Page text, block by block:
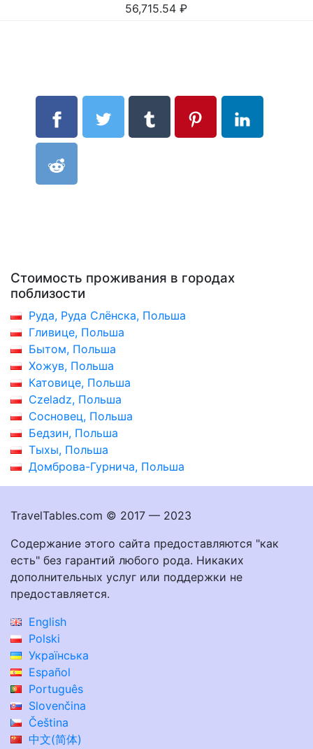
56,715.54 ₽
Стоимость проживания в городах
поблизости
Руда, Руда Слёнска, Польша
Гливице, Польша
Бытом, Польша
Хожув, Польша
Катовице, Польша
Czeladz, Польша
Сосновец, Польша
Бедзин, Польша
Тыхы, Польша
Домброва-Гурнича, Польша
TravelTables.com © 2017 — 2023
Содержание этого сайта предоставляются "как
есть" без гарантий любого рода. Никаких
дополнительных услуг или поддержки не
предоставляется.
English
Polski
Українська
Español
Português
Slovenčina
Čeština
中文(简体)